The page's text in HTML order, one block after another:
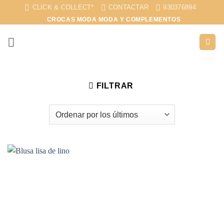
CLICK & COLLECT* CONTACTAR 930376894
CROCAS MODA MODA Y COMPLEMENTOS
FILTRAR